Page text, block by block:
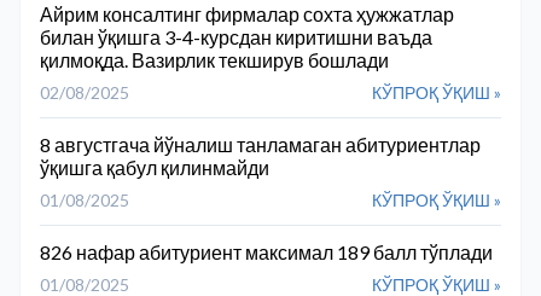
Айрим консалтинг фирмалар сохта ҳужжатлар
билан ўқишга 3-4-курсдан киритишни ваъда
қилмоқда. Вазирлик текширув бошлади
02/08/2025 КЎПРОҚ ЎҚИШ »
8 августгача йўналиш танламаган абитуриентлар
ўқишга қабул қилинмайди
01/08/2025 КЎПРОҚ ЎҚИШ »
826 нафар абитуриент максимал 189 балл тўплади
01/08/2025 КЎПРОҚ ЎҚИШ »